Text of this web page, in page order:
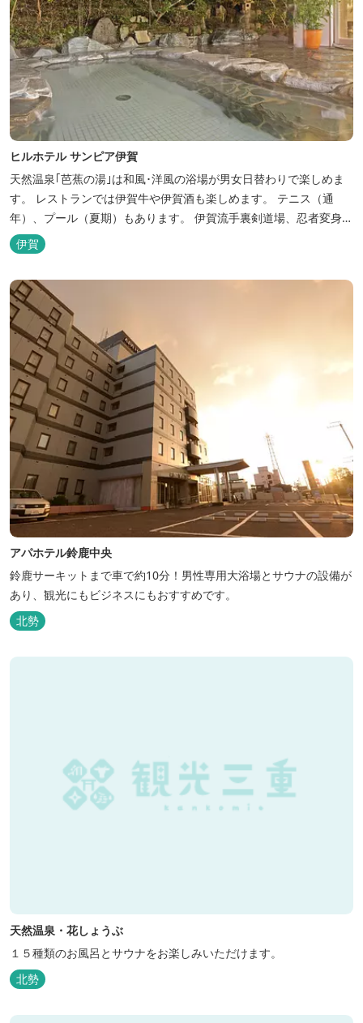
ヒルホテル サンピア伊賀
天然温泉｢芭蕉の湯｣は和風･洋風の浴場が男女日替わりで楽しめま
す。 レストランでは伊賀牛や伊賀酒も楽しめます。 テニス（通
年）、プール（夏期）もあります。 伊賀流手裏剣道場、忍者変身処
を常設しております。 ★ＨＰが新しくなりました！
http://www.hh-sunpia-iga.co.jp ※日替わりランチ、日替わり薬湯
などがタイムリーにチェックできます。
伊賀
アパホテル鈴鹿中央
鈴鹿サーキットまで車で約10分！男性専用大浴場とサウナの設備が
あり、観光にもビジネスにもおすすめです。
北勢
天然温泉・花しょうぶ
１５種類のお風呂とサウナをお楽しみいただけます。
北勢